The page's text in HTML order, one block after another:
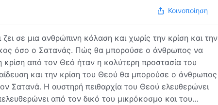
Κοινοποίηση
σε μια ανθρώπινη κόλαση και χωρίς την κρίση και την
όσο ο Σατανάς. Πώς θα μπορούσε ο άνθρωπος να
κρίση από τον Θεό ήταν η καλύτερη προστασία του
και την κρίση του Θεού θα μπορούσε ο άνθρωπος
Σατανά. Η αυστηρή πειθαρχία του Θεού ελευθερώνει
από τον δικό του μικρόκοσμο και του